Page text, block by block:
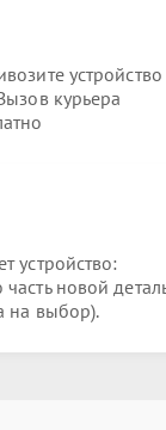
устройство
курьера
устройство:
новой
на выбор).